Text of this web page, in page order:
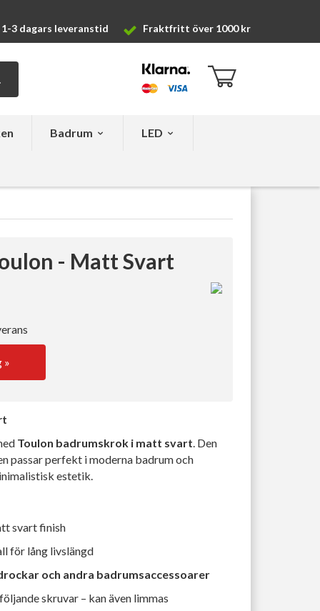
1-3 dagars leveranstid Fraktfritt över 1000 kr
Badrum LED
- Matt Svart
»
Toulon badrumskrok i matt svart. Den
passar perfekt i moderna badrum och
estetik.
svart finish
för lång livslängd
och andra badrumsaccessoarer
skruvar – kan även limmas